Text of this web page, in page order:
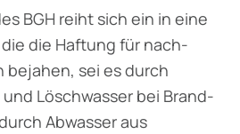
BGH reiht sich ein in eine
die Haftung für nach­
bejahen, sei es durch
Löschwasser bei Brand­
Abwasser aus